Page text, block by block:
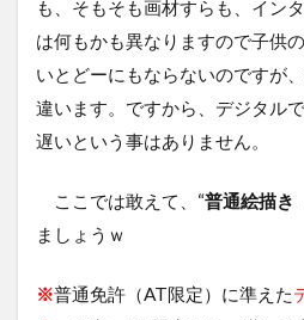
も、そもそも画材すらも、イン
は何もかも異なりますので子供
いとどーにもならないのですが
違います。ですから、デジタル
遅いという事はありません。
ここでは敢えて、“普通絵描き
ましょうｗ
※普通免許（AT限定）に準えた